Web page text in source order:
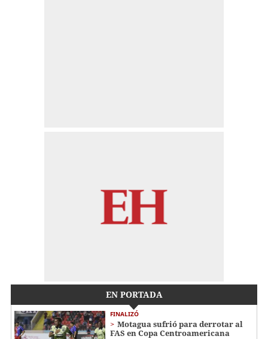
EN PORTADA
FINALIZÓ
Motagua sufrió para derrotar al
FAS en Copa Centroamericana